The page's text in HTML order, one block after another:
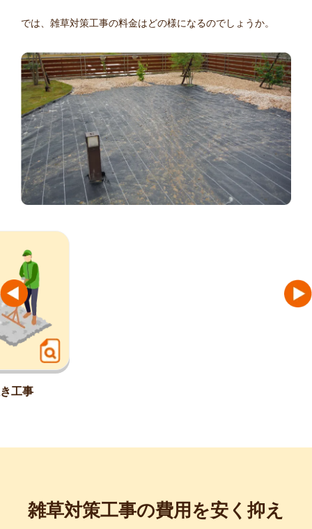
では、雑草対策工事の料金はどの様になるのでしょうか。
雑草対策工事の費用を安く抑え